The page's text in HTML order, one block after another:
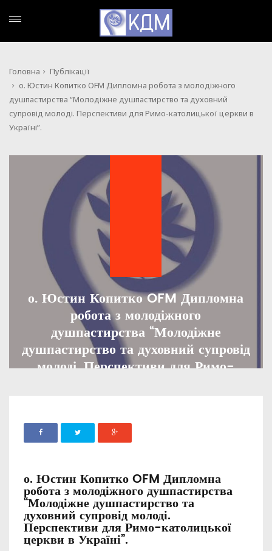
Головна
Публікації
о. Юстин Копитко OFM Дипломна робота з молодіжного
душпастирства “Молодіжне душпастирство та духовний
супровід молоді. Перспективи для Римо-католицької церкви в
Україні”.
ПУБЛІКАЦІЇ
о. Юстин Копитко OFM Дипломна
робота з молодіжного
душпастирства “Молодіжне
душпастирство та духовний супровід
молоді. Перспективи для Римо-
о. Юстин Копитко OFM Дипломна
робота з молодіжного душпастирства
“Молодіжне душпастирство та
духовний супровід молоді.
Перспективи для Римо-католицької
церкви в Україні”.